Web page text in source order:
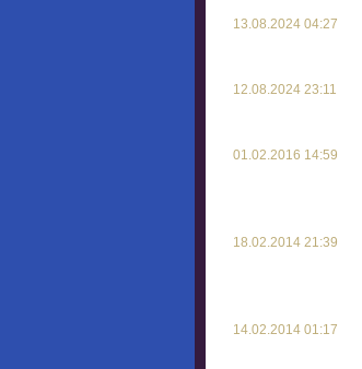
13.08.2024 04:27
12.08.2024 23:11
01.02.2016 14:59
18.02.2014 21:39
14.02.2014 01:17